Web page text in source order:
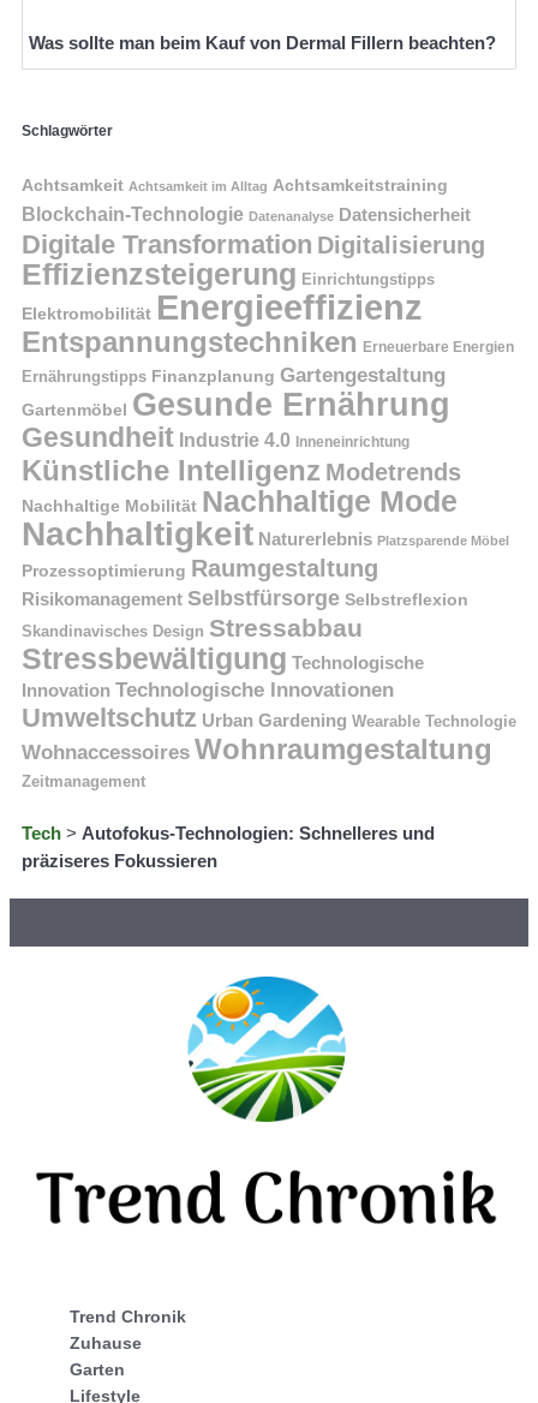
Was sollte man beim Kauf von Dermal Fillern beachten?
Schlagwörter
Achtsamkeit Achtsamkeit im Alltag Achtsamkeitstraining
Blockchain-Technologie Datenanalyse Datensicherheit
Digitale Transformation Digitalisierung
Effizienzsteigerung Einrichtungstipps
Elektromobilität Energieeffizienz
Entspannungstechniken Erneuerbare Energien
Ernährungstipps Finanzplanung Gartengestaltung
Gartenmöbel Gesunde Ernährung
Gesundheit Industrie 4.0 Inneneinrichtung
Künstliche Intelligenz Modetrends
Nachhaltige Mobilität Nachhaltige Mode
Nachhaltigkeit Naturerlebnis Platzsparende Möbel
Prozessoptimierung Raumgestaltung
Risikomanagement Selbstfürsorge Selbstreflexion
Skandinavisches Design Stressabbau
Stressbewältigung Technologische
Innovation Technologische Innovationen
Umweltschutz Urban Gardening Wearable Technologie
Wohnaccessoires Wohnraumgestaltung
Zeitmanagement
Tech > Autofokus-Technologien: Schnelleres und
präziseres Fokussieren
Trend Chronik
Zuhause
Garten
Lifestyle